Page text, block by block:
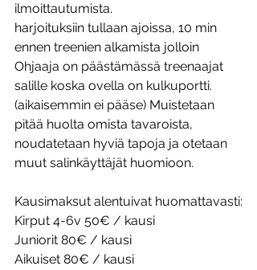
ilmoittautumista.
harjoituksiin tullaan ajoissa, 10 min
ennen treenien alkamista jolloin
Ohjaaja on päästämässä treenaajat
salille koska ovella on kulkuportti.
(aikaisemmin ei pääse) Muistetaan
pitää huolta omista tavaroista,
noudatetaan hyviä tapoja ja otetaan
muut salinkäyttäjät huomioon.
Kausimaksut alentuivat huomattavasti:
Kirput 4-6v 50€ / kausi
Juniorit 80€ / kausi
Aikuiset 80€ / kausi